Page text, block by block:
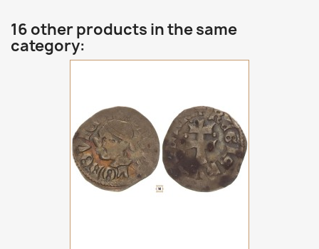
16 other products in the same
category: